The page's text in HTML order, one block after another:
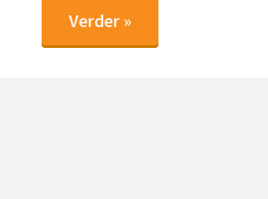
Verder »